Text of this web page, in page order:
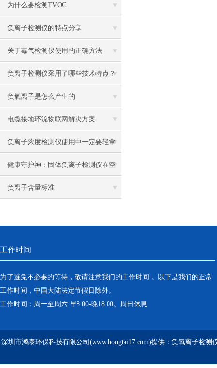
事项
为什么要检测TVOC
负离子检测仪的特点分享
关于毒气检测仪使用的正确方法
负离子检测仪采用了哪些技术特点？
负氧离子是怎么产生的
电缆接地环流物联网解决方案
负离子浓度检测仪使用中一定要轻拿
轻放
健康守护神：固体负离子检测仪在空
气净化中的应用
负离子含量标准
工作时间
为了避免不必要的等待，敬请注意我们的工作时间 。以下是我们的正常
工作时间，中国大陆法定节假日除外。
工作时间：周一至周六 早8:00-晚18:00。周日休息
深圳市鸿泰环保科技有限公司(www.hongtai17.com)提供：负氧离子检